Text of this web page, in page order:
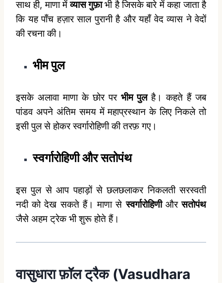
साथ ही, माणा मेंव्यास गुफ़ाभी है जिसके बारे में कहा जाता है
कि यह पाँच हज़ार साल पुरानी है और यहाँ वेद व्यास ने वेदों
की रचना की।
भीम पुल
इसके अलावा माणा के छोर पर भीम पुलहै। कहते हैं जब
पांडव अपने अंतिम समय में महाप्रस्थान के लिए निकले तो
इसी पुल से होकर स्वर्गारोहिणी की तरफ़ गए।
स्वर्गारोहिणी और सतोपंथ
इस पुल से आप पहाड़ों से छलछलाकर निकलती सरस्वती
नदी को देख सकते हैं। माणा सेस्वर्गारोहिणीऔरसतोपंथ
जैसे अहम ट्रेक भी शुरू होते हैं।
वासुधारा फ़ॉल ट्रैक (Vasudhara